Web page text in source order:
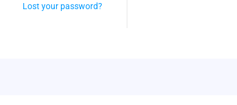
Lost your password?